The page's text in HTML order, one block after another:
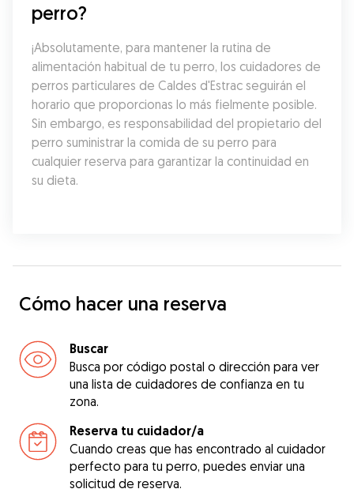
perro?
¡Absolutamente, para mantener la rutina de
alimentación habitual de tu perro, los cuidadores de
perros particulares de Caldes d'Estrac seguirán el
horario que proporcionas lo más fielmente posible.
Sin embargo, es responsabilidad del propietario del
perro suministrar la comida de su perro para
cualquier reserva para garantizar la continuidad en
su dieta.
Cómo hacer una reserva
Buscar
Busca por código postal o dirección para ver
una lista de cuidadores de confianza en tu
zona.
Reserva tu cuidador/a
Cuando creas que has encontrado al cuidador
perfecto para tu perro, puedes enviar una
solicitud de reserva.